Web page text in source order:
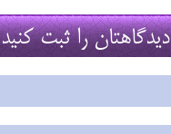
دیدگاهتان را ثبت کنید